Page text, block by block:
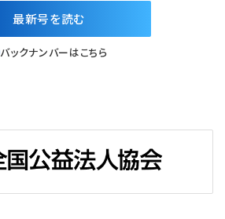
最新号を読む
バックナンバーはこちら